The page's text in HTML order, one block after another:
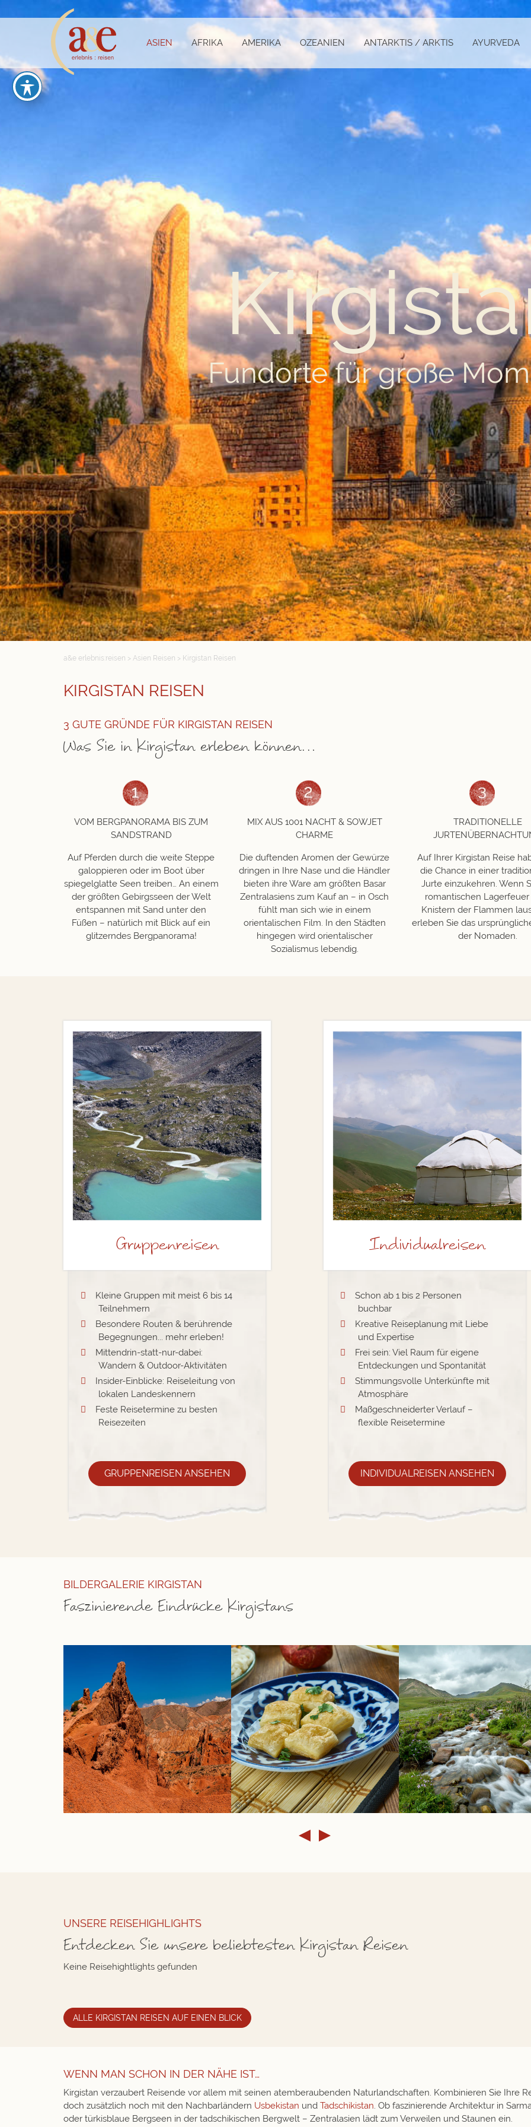
ASIEN AFRIKA AMERIKA OZEANIEN ANTARKTIS / ARKTIS AYURVEDA
Fundorte für große
©
a&e erlebnis:reisen > Asien Reisen > Kirgistan Reisen
KIRGISTAN REISEN
3 GUTE GRÜNDE FÜR KIRGISTAN REISEN
Was Sie in Kirgistan erleben können…
VOM BERGPANORAMA BIS ZUM
SANDSTRAND
Auf Pferden durch die weite Steppe
galoppieren oder im Boot über
spiegelglatte Seen treiben… An einem
der größten Gebirgsseen der Welt
entspannen mit Sand unter den
Füßen – natürlich mit Blick auf ein
glitzerndes Bergpanorama!
MIX AUS 1001 NACHT & SOWJET
CHARME
Die duftenden Aromen der Gewürze
dringen in Ihre Nase und die Händler
bieten ihre Ware am größten Basar
Zentralasiens zum Kauf an – in Osch
fühlt man sich wie in einem
orientalischen Film. In den Städten
hingegen wird orientalischer
Sozialismus lebendig.
TRADITIONELLE
Auf Ihrer Kirgistan Reise
die Chance in einer
Jurte einzukehren. Wenn
romantischen
Knistern der Flammen
erleben Sie das
der Nomaden.
©
Gruppenreisen
Kleine Gruppen mit meist 6 bis 14
Teilnehmern
Besondere Routen & berührende
Begegnungen... mehr erleben!
Mittendrin-statt-nur-dabei:
Wandern & Outdoor-Aktivitäten
Insider-Einblicke: Reiseleitung von
lokalen Landeskennern
Feste Reisetermine zu besten
Reisezeiten
GRUPPENREISEN ANSEHEN
©
Individualreisen
Schon ab 1 bis 2 Personen
buchbar
Kreative Reiseplanung mit Liebe
und Expertise
Frei sein: Viel Raum für eigene
Entdeckungen und Spontanität
Stimmungsvolle Unterkünfte mit
Atmosphäre
Maßgeschneiderter Verlauf –
flexible Reisetermine
INDIVIDUALREISEN ANSEHEN
BILDERGALERIE KIRGISTAN
Faszinierende Eindrücke Kirgistans
© © ©
UNSERE REISEHIGHLIGHTS
Entdecken Sie unsere beliebtesten Kirgistan Reisen
Keine Reisehightlights gefunden
ALLE KIRGISTAN REISEN AUF EINEN BLICK
WENN MAN SCHON IN DER NÄHE IST…
Kirgistan verzaubert Reisende vor allem mit seinen atemberaubenden Naturlandschaften. Kombinieren Sie Ihre
doch zusätzlich noch mit den Nachbarländern Usbekistan und Tadschikistan. Ob faszinierende Architektur in
oder türkisblaue Bergseen in der tadschikischen Bergwelt – Zentralasien lädt zum Verweilen und Staunen ein.